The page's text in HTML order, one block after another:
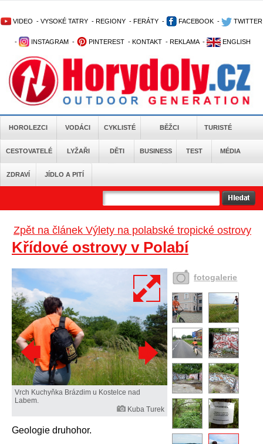
VIDEO - VYSOKÉ TATRY - REGIONY - FERÁTY - FACEBOOK - TWITTER
- INSTAGRAM - PINTEREST - KONTAKT - REKLAMA - ENGLISH
HOROLEZCI VODÁCI CYKLISTÉ BĚŽCI TURISTÉ
CESTOVATELÉ LYŽAŘI DĚTI BUSINESS TEST MÉDIA
ZDRAVÍ JÍDLO A PITÍ
Zpět na článek Výlety na polabské tropické ostrovy
Křídové ostrovy v Polabí
Vrch Kuchyňka Brázdim u Kostelce nad
Labem.
Kuba Turek
Geologie druhohor.
fotogalerie